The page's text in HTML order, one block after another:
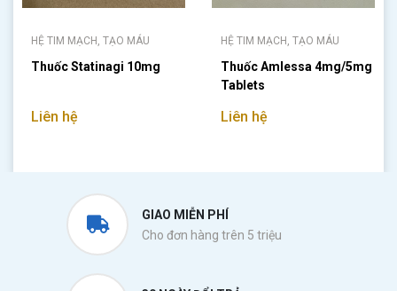
HỆ TIM MẠCH, TẠO MÁU
Thuốc Statinagi 10mg
Liên hệ
HỆ TIM MẠCH, TẠO MÁU
Thuốc Amlessa 4mg/5mg
Tablets
Liên hệ
GIAO MIỄN PHÍ
Cho đơn hàng trên 5 triệu